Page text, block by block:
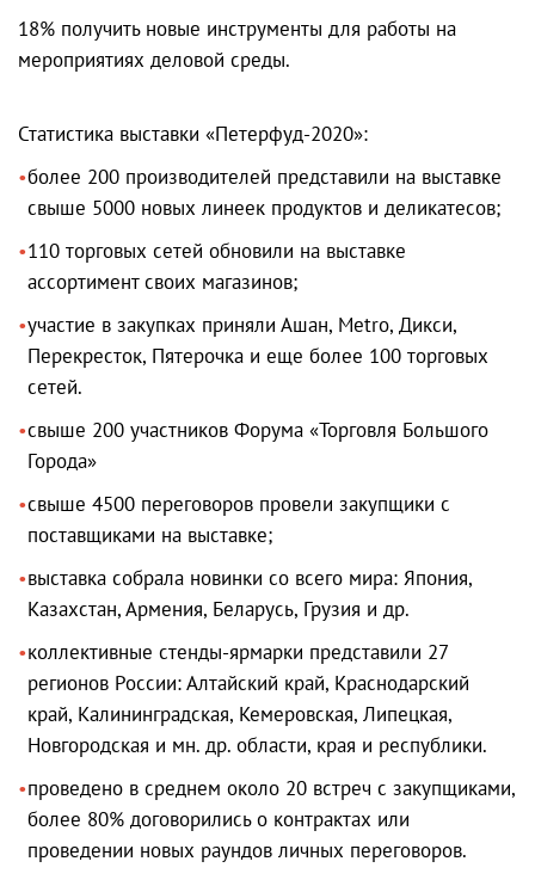
18% получить новые инструменты для работы на
мероприятиях деловой среды.
Статистика выставки «Петерфуд-2020»:
более 200 производителей представили на выставке
свыше 5000 новых линеек продуктов и деликатесов;
110 торговых сетей обновили на выставке
ассортимент своих магазинов;
участие в закупках приняли Ашан, Metro, Дикси,
Перекресток, Пятерочка и еще более 100 торговых
сетей.
свыше 200 участников Форума «Торговля Большого
Города»
свыше 4500 переговоров провели закупщики с
поставщиками на выставке;
выставка собрала новинки со всего мира: Япония,
Казахстан, Армения, Беларусь, Грузия и др.
коллективные стенды-ярмарки представили 27
регионов России: Алтайский край, Краснодарский
край, Калининградская, Кемеровская, Липецкая,
Новгородская и мн. др. области, края и республики.
проведено в среднем около 20 встреч с закупщиками,
более 80% договорились о контрактах или
проведении новых раундов личных переговоров.